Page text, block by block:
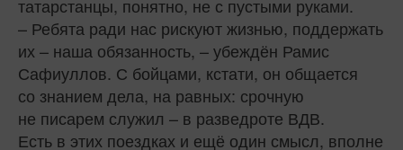
татарстанцы, понятно, не с пустыми руками.
– Ребята ради нас рискуют жизнью, поддержать
их – наша обязанность, – убеждён Рамис
Сафиуллов. С бойцами, кстати, он общается
со знанием дела, на равных: срочную
не писарем служил – в разведроте ВДВ.
Есть в этих поездках и ещё один смысл, вполне